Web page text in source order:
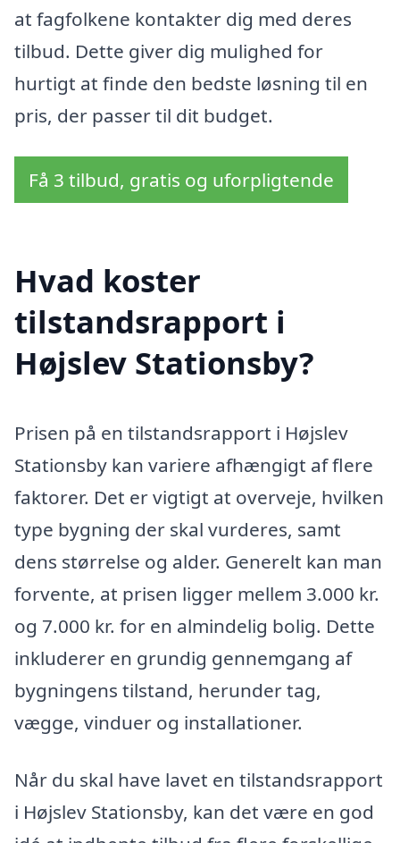
at fagfolkene kontakter dig med deres
tilbud. Dette giver dig mulighed for
hurtigt at finde den bedste løsning til en
pris, der passer til dit budget.
Få 3 tilbud, gratis og uforpligtende
Hvad koster
tilstandsrapport i
Højslev Stationsby?
Prisen på en tilstandsrapport i Højslev
Stationsby kan variere afhængigt af flere
faktorer. Det er vigtigt at overveje, hvilken
type bygning der skal vurderes, samt
dens størrelse og alder. Generelt kan man
forvente, at prisen ligger mellem 3.000 kr.
og 7.000 kr. for en almindelig bolig. Dette
inkluderer en grundig gennemgang af
bygningens tilstand, herunder tag,
vægge, vinduer og installationer.
Når du skal have lavet en tilstandsrapport
i Højslev Stationsby, kan det være en god